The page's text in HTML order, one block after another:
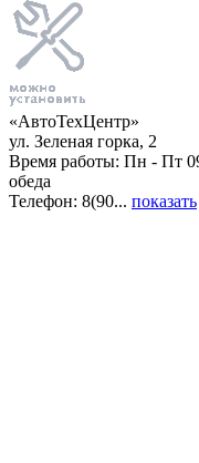
«АвтоТехЦентр»
ул. Зеленая горка, 2
Время работы: Пн - Пт
обеда
Телефон: 8(90... показать